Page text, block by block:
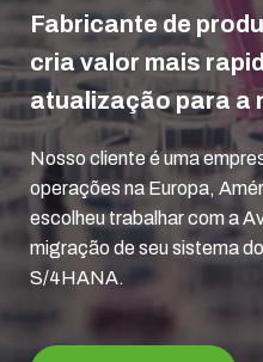
Fabricante de
cria valor mais
atualização para a
Nosso cliente é uma
operações na Europa,
escolheu trabalhar com a
migração de seu sistema
S/4HANA.